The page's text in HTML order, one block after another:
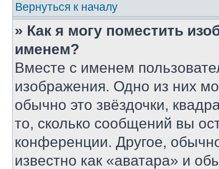
Вернуться к началу
» Как я могу поместить
именем?
Вместе с именем
изображения. Одно из них
обычно это звёздочки,
то, сколько сообщений вы
конференции. Другое,
известно как «аватара» и